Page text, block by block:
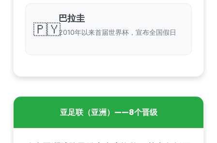
🇵🇾
巴拉圭
2010年以来首届世界杯，宣布全国假日
亚足联（亚洲）——8个晋级